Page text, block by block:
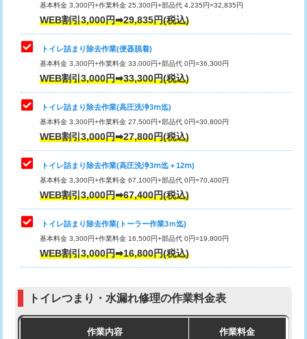
基本料金 3,300円+作業料金 25,300円+部品代 4,235円=32,835円
WEB割引3,000円➡29,835円(税込)
トイレ詰まり除去作業(便器脱着)
基本料金 3,300円+作業料金 33,000円+部品代 0円=36,300円
WEB割引3,000円➡33,300円(税込)
トイレ詰まり除去作業(高圧洗浄3ⅿ迄)
基本料金 3,300円+作業料金 27,500円+部品代 0円=30,800円
WEB割引3,000円➡27,800円(税込)
トイレ詰まり除去作業(高圧洗浄3ⅿ迄＋12ⅿ)
基本料金 3,300円+作業料金 67,100円+部品代 0円=70,400円
WEB割引3,000円➡67,400円(税込)
トイレ詰まり除去作業(トーラー作業3ｍ迄)
基本料金 3,300円+作業料金 16,500円+部品代 0円=19,800円
WEB割引3,000円➡16,800円(税込)
トイレつまり・水漏れ修理の作業料金表
作業内容 作業料金